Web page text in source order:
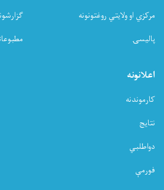
مرکزي او ولایتي روغتونونه
پالیسۍ
اعلانونه
کارموندنه
نتایج
دواطلبي
فورمې